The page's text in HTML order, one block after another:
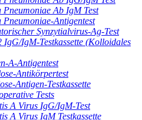
Pneumoniae Ab IgM Test
Pneumoniae-Antigentest
Synzytialvirus-Ag-Test
IgG/IgM-Testkassette (Kolloidales
A-Antigentest
Antikörpertest
Antigen-Testkassette
Tests
A Virus IgG/IgM-Test
A Virus IgM Testkassette